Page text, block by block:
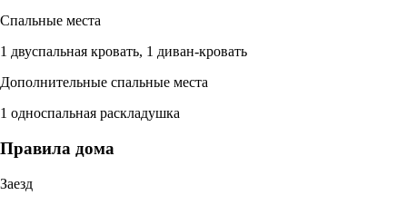
Спальные места
1 двуспальная кровать, 1 диван-кровать
Дополнительные спальные места
1 односпальная раскладушка
Правила дома
Заезд